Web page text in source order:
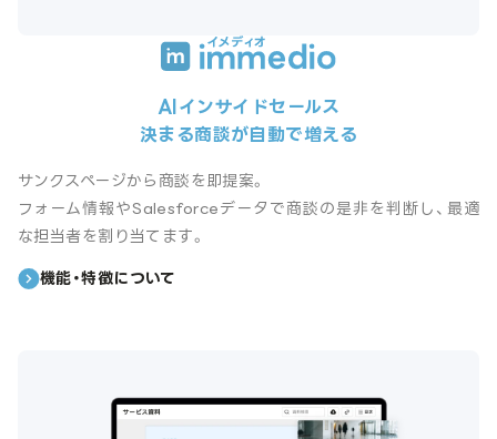
AIインサイドセールス
決まる商談が自動で増える
サンクスページから商談を即提案。
フォーム情報やSalesforceデータで商談の是非を判断し、最適
な担当者を割り当てます。
機能・特徴について